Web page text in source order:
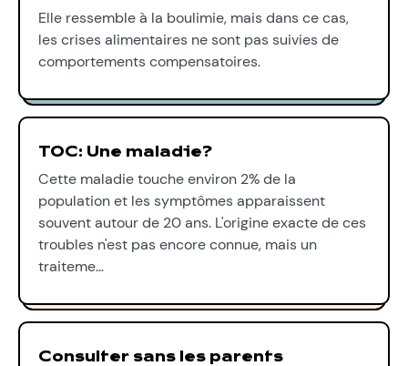
Elle ressemble à la boulimie, mais dans ce cas,
les crises alimentaires ne sont pas suivies de
comportements compensatoires.
TOC: Une maladie?
Cette maladie touche environ 2% de la
population et les symptômes apparaissent
souvent autour de 20 ans. L'origine exacte de ces
troubles n'est pas encore connue, mais un
traiteme…
Consulter sans les parents